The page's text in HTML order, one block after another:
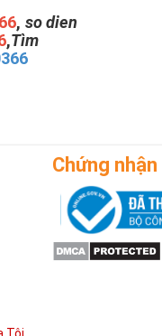
, so dien
,Tìm
Chứng nhận